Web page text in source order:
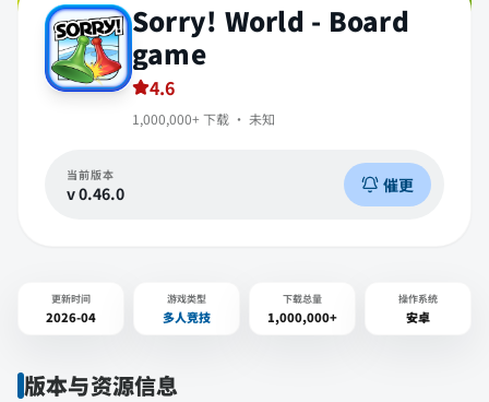
Sorry! World - Board
game
4.6
1,000,000+ 下载 · 未知
当前版本
v0.46.0 催更
更新时间
2026-04
游戏类型
多人竞技
下载总量
1,000,000+
操作系统
安卓
版本与资源信息